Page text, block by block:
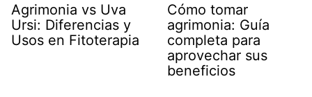
Agrimonia vs Uva
Ursi: Diferencias y
Usos en Fitoterapia
Cómo tomar
agrimonia: Guía
completa para
aprovechar sus
beneficios